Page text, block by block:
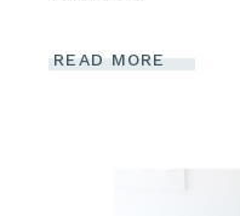
READ MORE